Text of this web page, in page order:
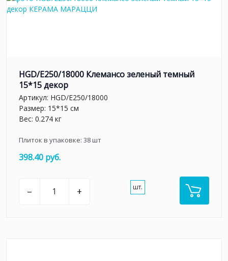
HGD/E250/18000 Клемансо зеленый темный
15*15 декор
Артикул: HGD/E250/18000
Размер: 15*15 см
Вес: 0.274 кг
Плиток в упаковке: 38шт
398.40 руб.
– + шт.